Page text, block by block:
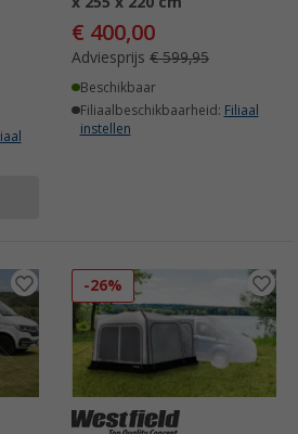
€ 400,00
Adviesprijs € 599,95
Beschikbaar
Filiaalbeschikbaarheid: Filiaal
instellen
-26%